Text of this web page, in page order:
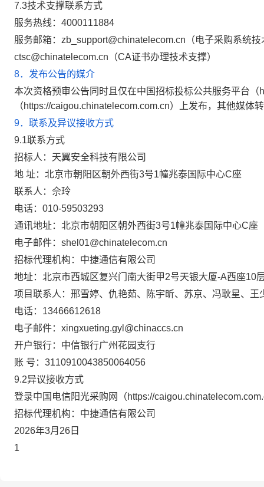
7.3技术支撑联系方式
服务热线：4000111884
服务邮箱：zb_support@chinatelecom.cn（电子采购系统技
ctsc@chinatelecom.cn（CA证书办理技术支撑）
8．发布公告的媒介
本次资格预审公告同时且仅在中国招标投标公共服务平台
（https://caigou.chinatelecom.com.cn）上发布，其他媒体
9．联系及异议接收方式
9.1联系方式
招标人：天翼安全科技有限公司
地 址：北京市朝阳区朝外西街3号1幢兆泰国际中心C座
联系人：佘玲
电话：010-59503293
通讯地址：北京市朝阳区朝外西街3号1幢兆泰国际中心C座
电子邮件：shel01@chinatelecom.cn
招标代理机构：中捷通信有限公司
地址：北京市西城区复兴门南大街甲2号天银大厦-A西座10
项目联系人：邢雪婷、仇艳茹、陈宇昕、苏京、冯耿星、王
电话：13466612618
电子邮件：xingxueting.gyl@chinaccs.cn
开户银行：中信银行广州花园支行
账 号 ：3110910043850064056
9.2异议接收方式
登录中国电信阳光采购网（https://
招标代理机构： 中捷通信有限公司
2026年3月26日
1